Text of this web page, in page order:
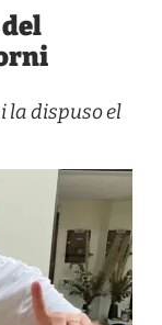
la dispuso el